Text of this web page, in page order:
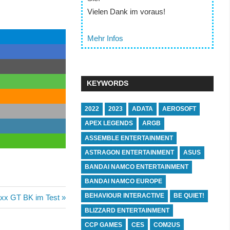
GT BK im Test
Vielen Dank im voraus!
Mehr Infos
KEYWORDS
2022 2023 ADATA AEROSOFT
APEX LEGENDS ARGB
ASSEMBLE ENTERTAINMENT
ASTRAGON ENTERTAINMENT ASUS
BANDAI NAMCO ENTERTAINMENT
BANDAI NAMCO EUROPE
BEHAVIOUR INTERACTIVE BE QUIET!
BLIZZARD ENTERTAINMENT
CCP GAMES CES COM2US